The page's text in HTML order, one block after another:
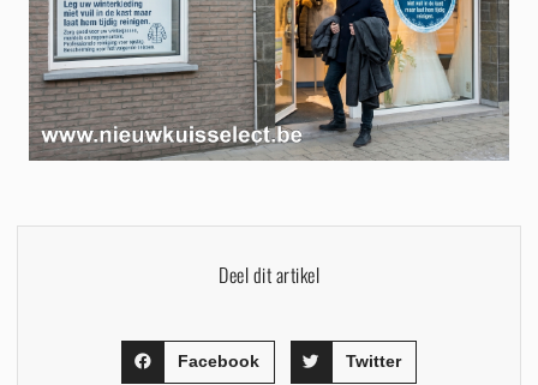
Deel dit artikel
Facebook Twitter